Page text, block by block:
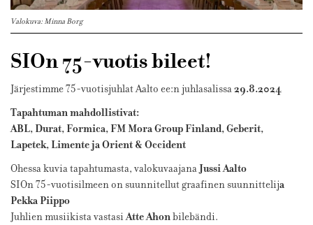
Valokuva: Minna Borg
SIOn 75-vuotis bileet!
Järjestimme 75-vuotisjuhlat Aalto ee:n juhlasalissa29.8.2024
Tapahtuman mahdollistivat:
ABL, Durat, Formica, FM Mora Group Finland, Geberit,
Lapetek, Limente ja Orient & Occident
Ohessa kuvia tapahtumasta, valokuvaajanaJussi Aalto
SIOn 75-vuotisilmeen on suunnitellut graafinen suunnittelija
Pekka Piippo
Juhlien musiikista vastasiAtte Ahonbilebändi.